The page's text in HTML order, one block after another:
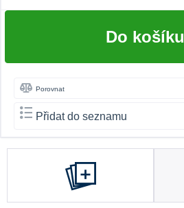
Do košíku
Porovnat
Přidat do seznamu